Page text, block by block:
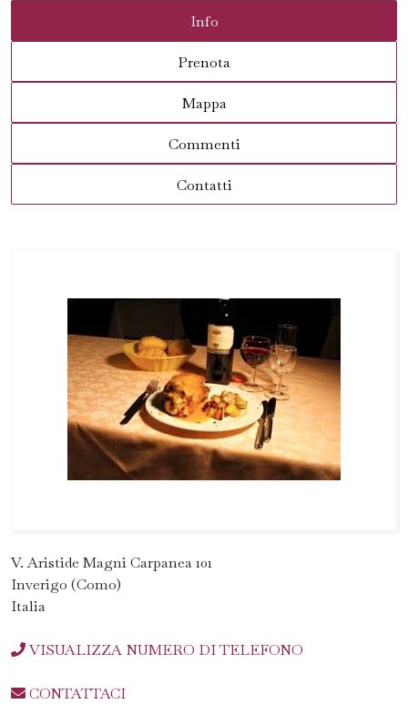
Info
Prenota
Mappa
Commenti
Contatti
V. Aristide Magni Carpanea 101
Inverigo (Como)
Italia
VISUALIZZA NUMERO DI TELEFONO
CONTATTACI